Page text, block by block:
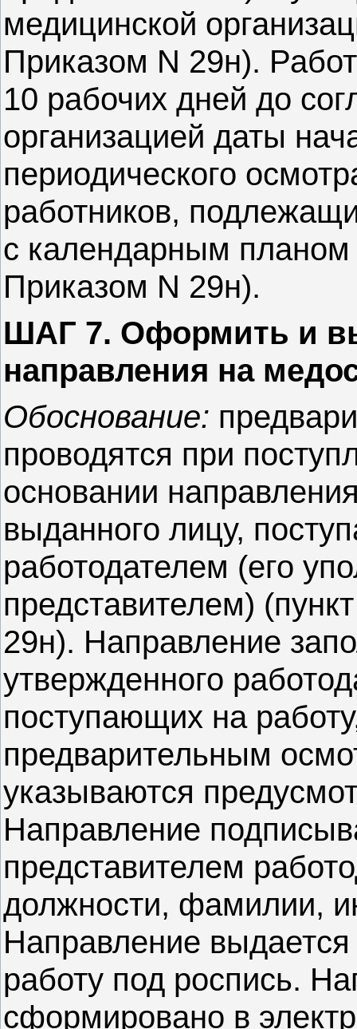
медицинской
Приказом N 29н).
10 рабочих дней до
организацией даты
периодического
работников,
с календарным планом
Приказом N 29н).
ШАГ 7. Оформить и
направления на
Обоснование:
проводятся при
основании
выданного лицу,
работодателем (его
представителем)
29н). Направление
утвержденного
поступающих на
предварительным
указываются
Направление
представителем
должности, фамилии,
Направление
работу под роспись.
сформировано в